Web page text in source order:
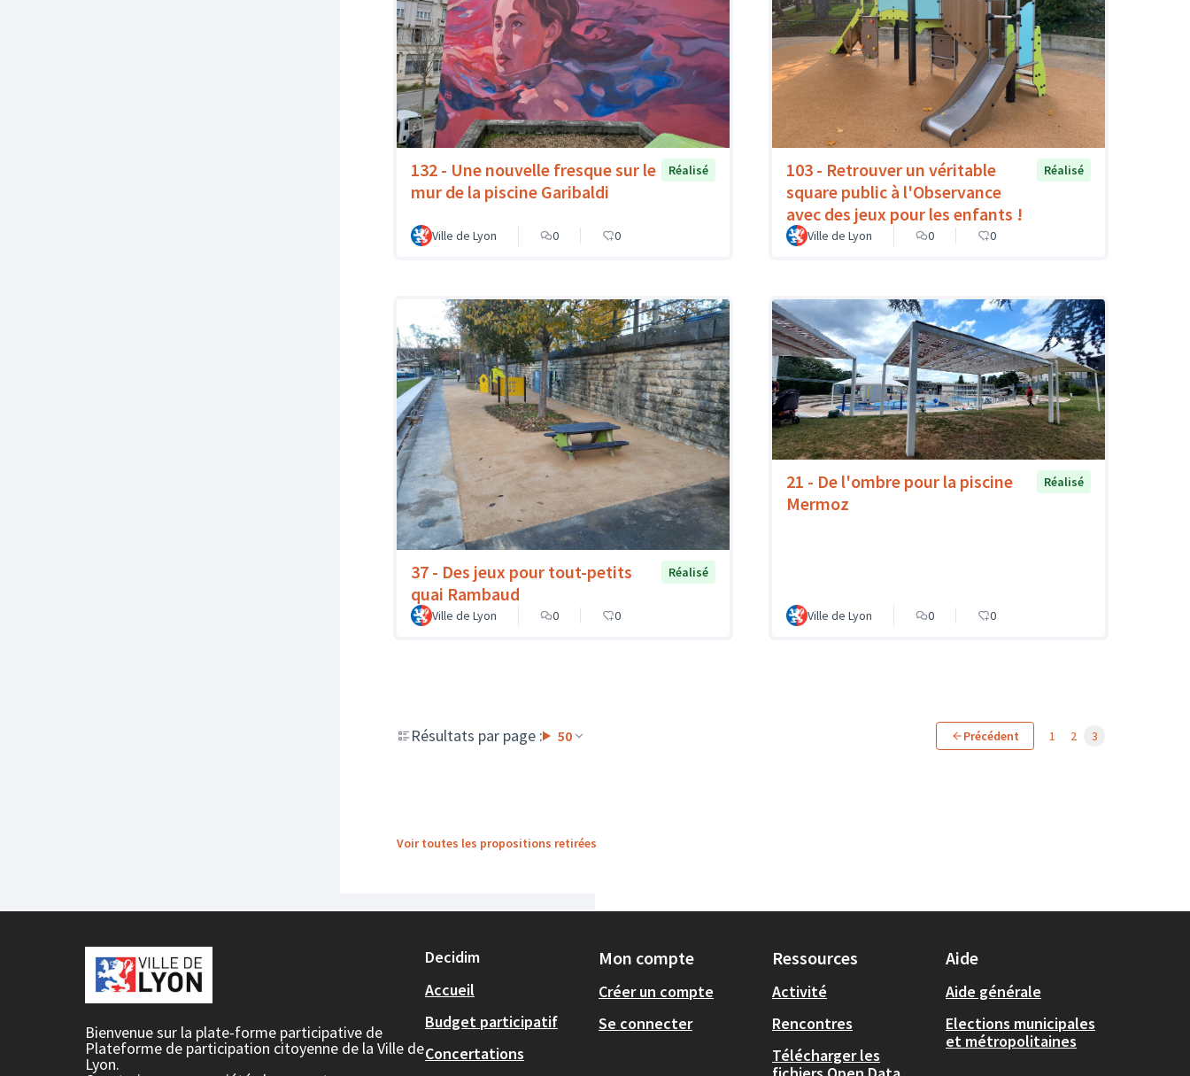
132 - Une nouvelle fresque sur le
mur de la piscine Garibaldi
Réalisé
Ville de Lyon 0 0
103 - Retrouver un véritable
square public à l'Observance
avec des jeux pour les enfants !
Réalisé
Ville de Lyon 0 0
37 - Des jeux pour tout-petits
quai Rambaud
Réalisé
Ville de Lyon 0 0
21 - De l'ombre pour la piscine
Mermoz
Réalisé
Ville de Lyon 0 0
Résultats par page : 50 Précédent 1 2 3
Voir toutes les propositions retirées
Bienvenue sur la plate-forme participative de
Plateforme de participation citoyenne de la Ville de
Lyon.
Decidim
Accueil
Budget participatif
Concertations
Mon compte
Créer un compte
Se connecter
Ressources
Activité
Rencontres
Télécharger les
Aide
Aide générale
Elections municipales
et métropolitaines